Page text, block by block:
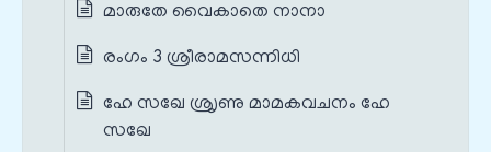
മാരുതേ വൈകാതെ നാനാ
രംഗം 3 ശ്രീരാമസന്നിധി
ഹേ സഖേ ശ്രൃണു മാമകവചനം ഹേ
സഖേ